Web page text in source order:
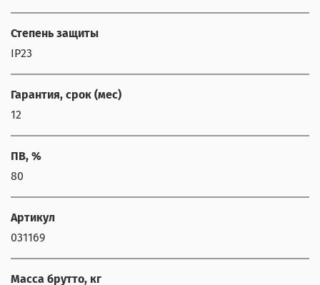
Степень защиты
IP23
Гарантия, срок (мес)
12
ПВ, %
80
Артикул
031169
Масса брутто, кг